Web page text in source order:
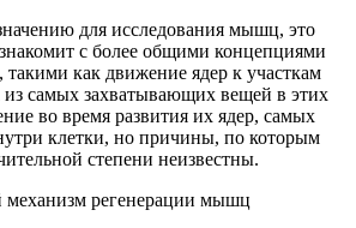
для исследования мышц, это
с более общими концепциями
как движение ядер к участкам
самых захватывающих вещей в этих
во время развития их ядер, самых
клетки, но причины, по которым
степени неизвестны.